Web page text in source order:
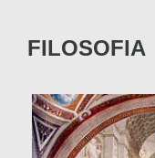
FILOSOFIA